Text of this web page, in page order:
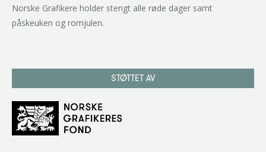
Norske Grafikere holder stengt alle røde dager samt
påskeuken og romjulen.
STØTTET AV